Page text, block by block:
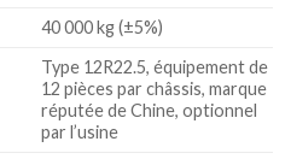
40 000 kg (±5%)
Type 12R22.5, équipement de
12 pièces par châssis, marque
réputée de Chine, optionnel
par l’usine